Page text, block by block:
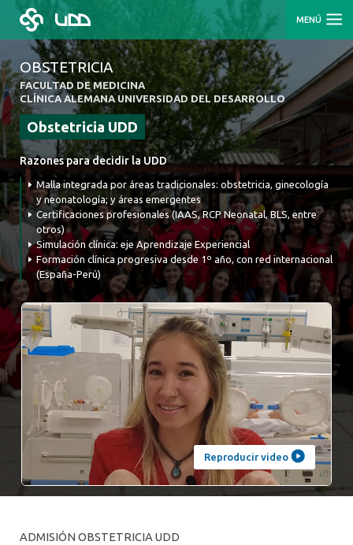
MENÚ
OBSTETRICIA
FACULTAD DE MEDICINA
CLÍNICA ALEMANA UNIVERSIDAD DEL DESARROLLO
Obstetricia UDD
Razones para decidir la UDD
Malla integrada por áreas tradicionales: obstetricia, ginecología
y neonatología; y áreas emergentes
Certificaciones profesionales (IAAS, RCP Neonatal, BLS, entre
otros)
Simulación clínica: eje Aprendizaje Experiencial
Formación clínica progresiva desde 1º año, con red internacional
(España-Perú)
Reproducir video
ADMISIÓN OBSTETRICIA UDD